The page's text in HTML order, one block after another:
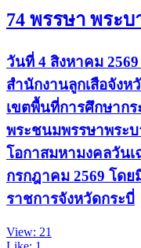
74 พรรษา พระ
วันที่ 4 สิงหาคม
สำนักงานลูกเสือจังห
เขตพื้นที่การศึกษาก
พระชนมพรรษาพระบ
โอกาสมหามงคลวัน
กรกฎาคม 2569 โดย
ราชการจังหวัดกระบี่
View: 21